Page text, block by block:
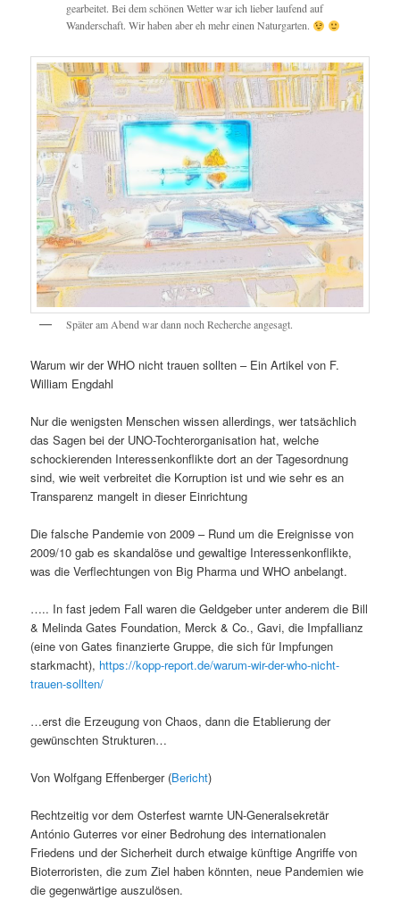
gearbeitet. Bei dem schönen Wetter war ich lieber laufend auf
Wanderschaft. Wir haben aber eh mehr einen Naturgarten.
Später am Abend war dann noch Recherche angesagt.
Warum wir der WHO nicht trauen sollten – Ein Artikel von F.
William Engdahl
Nur die wenigsten Menschen wissen allerdings, wer tatsächlich
das Sagen bei der UNO-Tochterorganisation hat, welche
schockierenden Interessenkonflikte dort an der Tagesordnung
sind, wie weit verbreitet die Korruption ist und wie sehr es an
Transparenz mangelt in dieser Einrichtung
Die falsche Pandemie von 2009 – Rund um die Ereignisse von
2009/10 gab es skandalöse und gewaltige Interessenkonflikte,
was die Verflechtungen von Big Pharma und WHO anbelangt.
….. In fast jedem Fall waren die Geldgeber unter anderem die Bill
& Melinda Gates Foundation, Merck & Co., Gavi, die Impfallianz
(eine von Gates finanzierte Gruppe, die sich für Impfungen
starkmacht), https://kopp-report.de/warum-wir-der-who-nicht-
trauen-sollten/
…erst die Erzeugung von Chaos, dann die Etablierung der
gewünschten Strukturen…
Von Wolfgang Effenberger (Bericht)
Rechtzeitig vor dem Osterfest warnte UN-Generalsekretär
António Guterres vor einer Bedrohung des internationalen
Friedens und der Sicherheit durch etwaige künftige Angriffe von
Bioterroristen, die zum Ziel haben könnten, neue Pandemien wie
die gegenwärtige auszulösen.